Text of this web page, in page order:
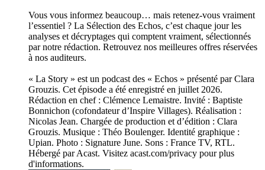
Vous vous informez beaucoup… mais retenez-vous vraiment
l’essentiel ? La Sélection des Echos, c’est chaque jour les
analyses et décryptages qui comptent vraiment, sélectionnés
par notre rédaction. Retrouvez nos meilleures offres réservées
à nos auditeurs.
« La Story » est un podcast des « Echos » présenté par Clara
Grouzis. Cet épisode a été enregistré en juillet 2026.
Rédaction en chef : Clémence Lemaistre. Invité : Baptiste
Bonnichon (cofondateur d’Inspire Villages). Réalisation :
Nicolas Jean. Chargée de production et d’édition : Clara
Grouzis. Musique : Théo Boulenger. Identité graphique :
Upian. Photo : Signature June. Sons : France TV, RTL.
Hébergé par Acast. Visitez acast.com/privacy pour plus
d'informations.